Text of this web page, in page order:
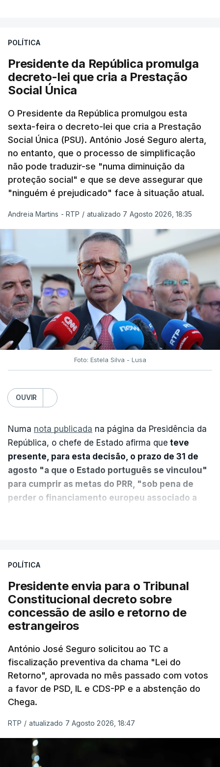
POLÍTICA
Presidente da República promulga
decreto-lei que cria a Prestação
Social Única
O Presidente da República promulgou esta
sexta-feira o decreto-lei que cria a Prestação
Social Única (PSU). António José Seguro alerta,
no entanto, que o processo de simplificação
não pode traduzir-se "numa diminuição da
proteção social" e que se deve assegurar que
"ninguém é prejudicado" face à situação atual.
Andreia Martins - RTP / atualizado 7 Agosto 2026, 18:35
Foto: Estela Silva - Lusa
OUVIR
Numa nota publicada na página da Presidência da
República, o chefe de Estado afirma que teve
presente, para esta decisão, o prazo de 31 de
agosto "a que o Estado português se vinculou"
para cumprir as metas do PRR, "sob pena de
perder o financiamento europeu associado a
sistema mais simples, mais justo e transparente".
"Sempre que seja possível reduzir burocracias,
eliminar sobreposições e garantir que os apoios
chegam a quem mais necessita, estaremos a dar
um passo na direção certa", argumenta o
Presidente da República.
Assegurar que "ninguém é
prejudicado"
O Preisdente deixa, no entanto, deixa alguns
avisos:uma reforma desta dimensão "deve ter
POLÍTICA
Presidente envia para o Tribunal
Constitucional decreto sobre
concessão de asilo e retorno de
estrangeiros
António José Seguro solicitou ao TC a
fiscalização preventiva da chama "Lei do
Retorno", aprovada no mês passado com votos
a favor de PSD, IL e CDS-PP e a abstenção do
Chega.
RTP / atualizado 7 Agosto 2026, 18:47